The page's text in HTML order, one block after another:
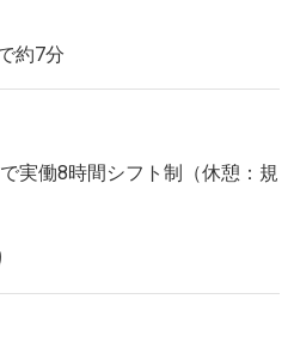
約7分
実働8時間シフト制（休憩：規